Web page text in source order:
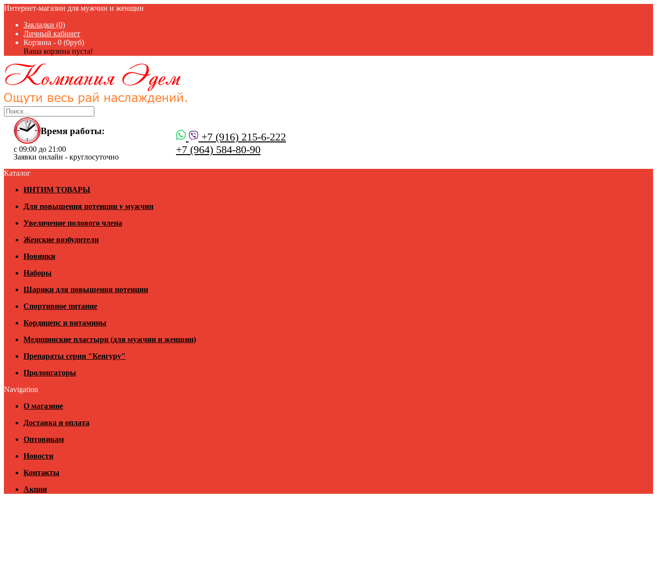
Интернет-магазин для мужчин и женщин
Закладки (0)
Личный кабинет
Корзина - 0 (0руб)
Ваша корзина пуста!
Время работы:
с 09:00 до 21:00
Заявки онлайн - круглосуточно
+7 (916) 215-6-222
+7 (964) 584-80-90
Каталог
ИНТИМ ТОВАРЫ
Для повышения потенции у мужчин
Увеличение полового члена
Женские возбудители
Новинки
Наборы
Шарики для повышения потенции
Спортивное питание
Кордицепс и витамины
Медицинские пластыри (для мужчин и женщин)
Препараты серии "Кенгуру"
Пролонгаторы
Navigation
О магазине
Доставка и оплата
Оптовикам
Новости
Контакты
Акции